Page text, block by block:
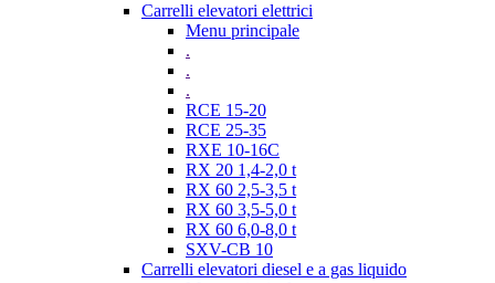
Carrelli elevatori elettrici
Menu principale
.
.
.
RCE 15-20
RCE 25-35
RXE 10-16C
RX 20 1,4-2,0 t
RX 60 2,5-3,5 t
RX 60 3,5-5,0 t
RX 60 6,0-8,0 t
SXV-CB 10
Carrelli elevatori diesel e a gas liquido